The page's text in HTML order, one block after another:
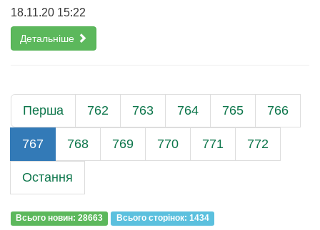
18.11.20 15:22
Детальніше
Перша 762 763 764 765 766
767 768 769 770 771 772
Остання
Всього новин: 28663 Всього сторiнок: 1434